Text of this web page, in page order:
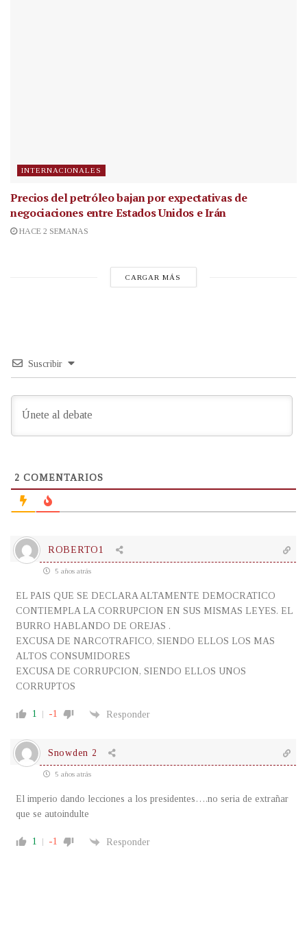
INTERNACIONALES
Precios del petróleo bajan por expectativas de
negociaciones entre Estados Unidos e Irán
HACE 2 SEMANAS
CARGAR MÁS
Suscribir
2 COMENTARIOS
ROBERTO1
5 años atrás
EL PAIS QUE SE DECLARA ALTAMENTE DEMOCRATICO
CONTIEMPLA LA CORRUPCION EN SUS MISMAS LEYES. EL
BURRO HABLANDO DE OREJAS .
EXCUSA DE NARCOTRAFICO, SIENDO ELLOS LOS MAS
ALTOS CONSUMIDORES
EXCUSA DE CORRUPCION, SIENDO ELLOS UNOS
CORRUPTOS
1 -1 Responder
Snowden 2
5 años atrás
El imperio dando lecciones a los presidentes….no seria de extrañar
que se autoindulte
1 -1 Responder